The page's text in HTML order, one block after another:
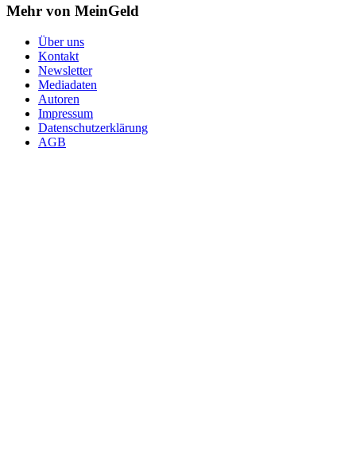
Mehr von MeinGeld
Über uns
Kontakt
Newsletter
Mediadaten
Autoren
Impressum
Datenschutzerklärung
AGB